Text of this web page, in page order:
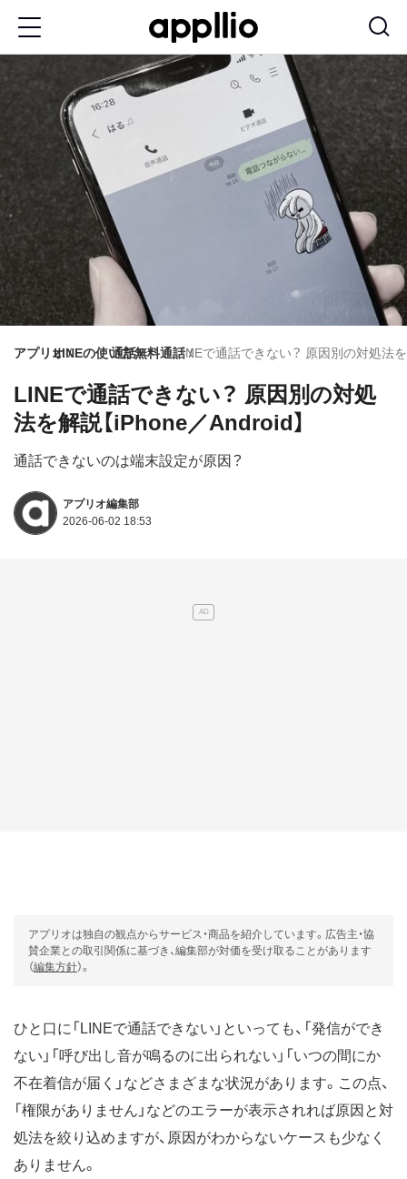
テ
ン
ツ
に
動
アプリオLINEの使い方
通話無料通話LINEで通話できない？ 原因別の対処法
LINEで通話できない？ 原因別の対処
法を解説【iPhone／Android】
通話できないのは端末設定が原因？
アプリオ編集部
2026-06-02 18:53
アプリオは独自の観点からサービス・商品を紹介しています。広告主・協
賛企業との取引関係に基づき、編集部が対価を受け取ることがあります
（編集方針）。
ひと口に「LINEで通話できない」といっても、「発信ができ
ない」「呼び出し音が鳴るのに出られない」「いつの間にか
不在着信が届く」などさまざまな状況があります。この点、
「権限がありません」などのエラーが表示されれば原因と対
処法を絞り込めますが、原因がわからないケースも少なく
ありません。